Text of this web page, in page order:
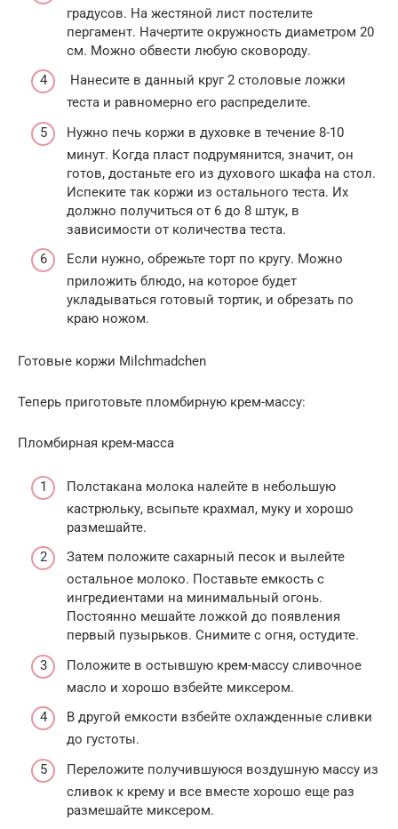
градусов. На жестяной лист постелите
пергамент. Начертите окружность диаметром 20
см. Можно обвести любую сковороду.
Нанесите в данный круг 2 столовые ложки
теста и равномерно его распределите.
Нужно печь коржи в духовке в течение 8-10
минут. Когда пласт подрумянится, значит, он
готов, достаньте его из духового шкафа на стол.
Испеките так коржи из остального теста. Их
должно получиться от 6 до 8 штук, в
зависимости от количества теста.
Если нужно, обрежьте торт по кругу. Можно
приложить блюдо, на которое будет
укладываться готовый тортик, и обрезать по
краю ножом.
Готовые коржи Milchmadchen
Теперь приготовьте пломбирную крем-массу:
Пломбирная крем-масса
Полстакана молока налейте в небольшую
кастрюльку, всыпьте крахмал, муку и хорошо
размешайте.
Затем положите сахарный песок и вылейте
остальное молоко. Поставьте емкость с
ингредиентами на минимальный огонь.
Постоянно мешайте ложкой до появления
первый пузырьков. Снимите с огня, остудите.
Положите в остывшую крем-массу сливочное
масло и хорошо взбейте миксером.
В другой емкости взбейте охлажденные сливки
до густоты.
Переложите получившуюся воздушную массу из
сливок к крему и все вместе хорошо еще раз
размешайте миксером.